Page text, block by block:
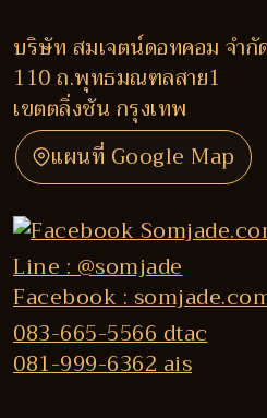
บริษัท สมเจตน์ดอทคอม จำกั
110 ถ.พุทธมณฑลสาย1
เขตตลิ่งชัน กรุงเทพ
แผนที่ Google Map
Line : @somjade
Facebook :
083-665-5566 dtac
081-999-6362 ais